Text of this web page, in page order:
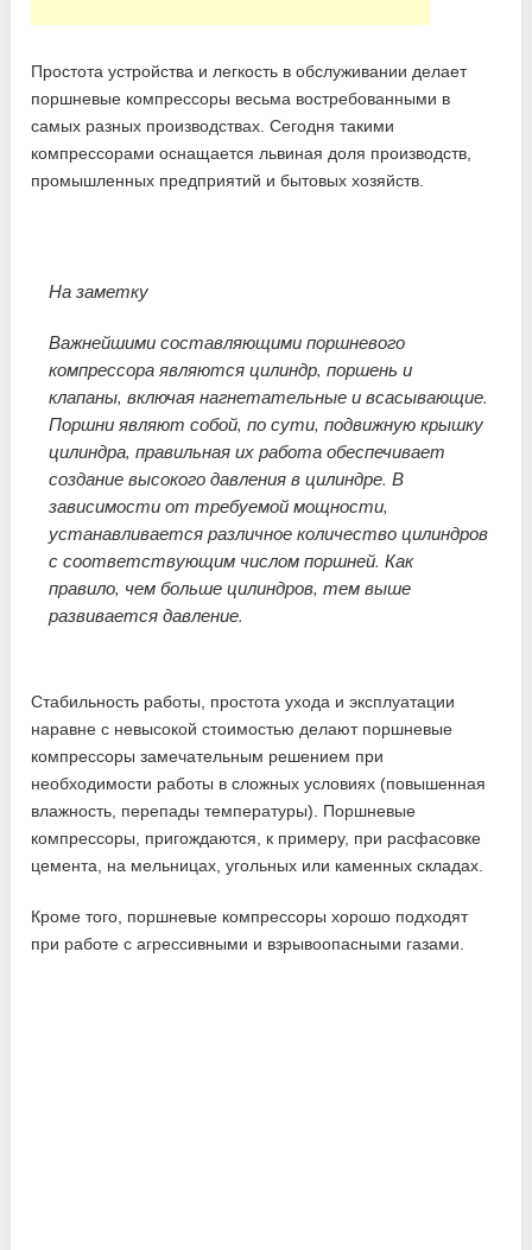
Простота устройства и легкость в обслуживании делает
поршневые компрессоры весьма востребованными в
самых разных производствах. Сегодня такими
компрессорами оснащается львиная доля производств,
промышленных предприятий и бытовых хозяйств.
На заметку
Важнейшими составляющими поршневого
компрессора являются цилиндр, поршень и
клапаны, включая нагнетательные и всасывающие.
Поршни являют собой, по сути, подвижную крышку
цилиндра, правильная их работа обеспечивает
создание высокого давления в цилиндре. В
зависимости от требуемой мощности,
устанавливается различное количество цилиндров
с соответствующим числом поршней. Как
правило, чем больше цилиндров, тем выше
развивается давление.
Стабильность работы, простота ухода и эксплуатации
наравне с невысокой стоимостью делают поршневые
компрессоры замечательным решением при
необходимости работы в сложных условиях (повышенная
влажность, перепады температуры). Поршневые
компрессоры, пригождаются, к примеру, при расфасовке
цемента, на мельницах, угольных или каменных складах.
Кроме того, поршневые компрессоры хорошо подходят
при работе с агрессивными и взрывоопасными газами.